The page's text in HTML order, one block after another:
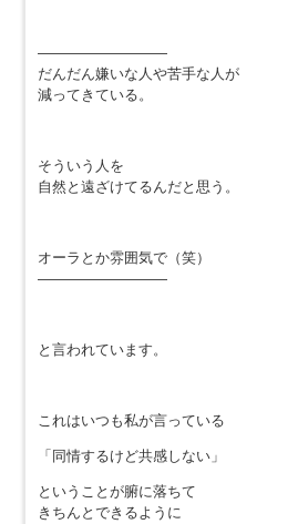
—————————
だんだん嫌いな人や苦手な人が
減ってきている。
そういう人を
自然と遠ざけてるんだと思う。
オーラとか雰囲気で（笑）
—————————
と言われています。
これはいつも私が言っている
「同情するけど共感しない」
ということが腑に落ちて
きちんとできるように